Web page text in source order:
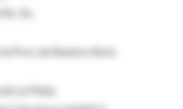
As.
Prov. de Buenos Aires.
La Plata.